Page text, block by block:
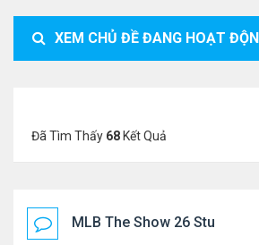
XEM CHỦ ĐỀ ĐANG HOẠT
Đã Tìm Thấy 68 Kết Quả
MLB The Show 26 Stubs